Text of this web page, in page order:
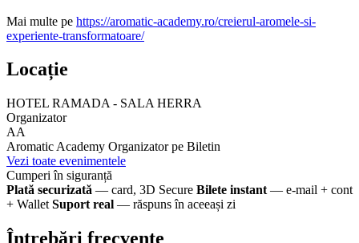
Mai multe pe https://aromatic-academy.ro/creierul-aromele-si-
experiente-transformatoare/
Locație
HOTEL RAMADA - SALA HERRA
Organizator
AA
Aromatic Academy Organizator pe Biletin
Vezi toate evenimentele
Cumperi în siguranță
Plată securizată — card, 3D Secure Bilete instant — e-mail + cont
+ Wallet Suport real — răspuns în aceeași zi
Întrebări frecvente